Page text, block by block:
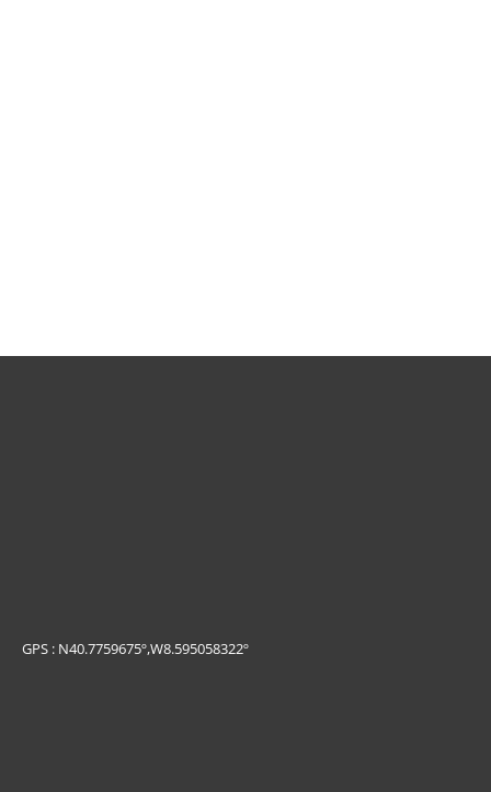
GPS : N40.7759675º,W8.595058322º